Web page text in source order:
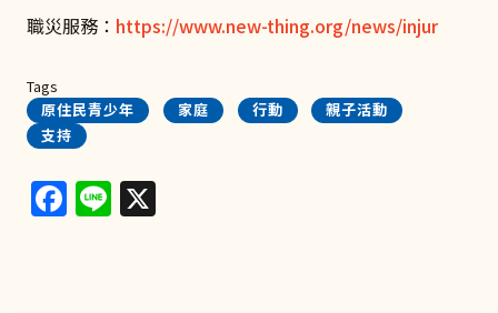
職災服務： https://www.new-thing.org/news/injur
Tags
原住民青少年
家庭 行動
親子活動
支持
Facebook
Line